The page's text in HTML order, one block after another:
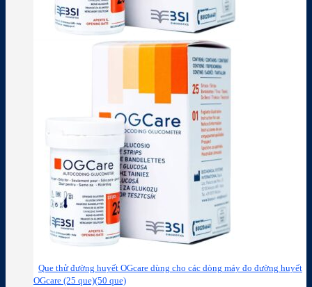
Que thử đường huyết OGcare dùng cho các dòng máy đo đường huyết
OGcare (25 que)(50 que)